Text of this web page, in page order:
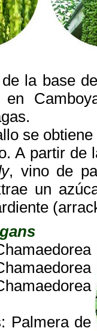
la base
se
A partir de
, vino de
un
Palmera de